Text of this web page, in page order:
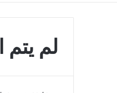
لم يتم